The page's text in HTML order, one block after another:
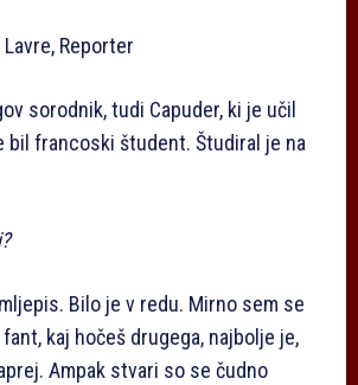
Reporter
sorodnik, tudi Capuder, ki je učil
bil francoski študent. Študiral je na
Bilo je v redu. Mirno sem se
kaj hočeš drugega, najbolje je,
Ampak stvari so se čudno